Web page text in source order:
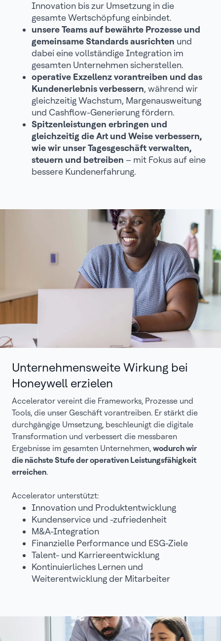
Innovation bis zur Umsetzung in die
gesamte Wertschöpfung einbindet.
unsere Teams auf bewährte Prozesse und
gemeinsame Standards ausrichten und
dabei eine vollständige Integration im
gesamten Unternehmen sicherstellen.
operative Exzellenz vorantreiben und das
Kundenerlebnis verbessern, während wir
gleichzeitig Wachstum, Margenausweitung
und Cashflow-Generierung fördern.
Spitzenleistungen erbringen und
gleichzeitig die Art und Weise verbessern,
wie wir unser Tagesgeschäft verwalten,
steuern und betreiben – mit Fokus auf eine
bessere Kundenerfahrung.
Unternehmensweite Wirkung bei
Honeywell erzielen
Accelerator vereint die Frameworks, Prozesse und
Tools, die unser Geschäft vorantreiben. Er stärkt die
durchgängige Umsetzung, beschleunigt die digitale
Transformation und verbessert die messbaren
Ergebnisse im gesamten Unternehmen, wodurch wir
die nächste Stufe der operativen Leistungsfähigkeit
erreichen.
Accelerator unterstützt:
Innovation und Produktentwicklung
Kundenservice und -zufriedenheit
M&A-Integration
Finanzielle Performance und ESG-Ziele
Talent- und Karriereentwicklung
Kontinuierliches Lernen und
Weiterentwicklung der Mitarbeiter